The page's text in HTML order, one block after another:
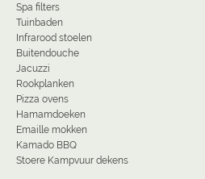
Spa filters
Tuinbaden
Infrarood stoelen
Buitendouche
Jacuzzi
Rookplanken
Pizza ovens
Hamamdoeken
Emaille mokken
Kamado BBQ
Stoere Kampvuur dekens